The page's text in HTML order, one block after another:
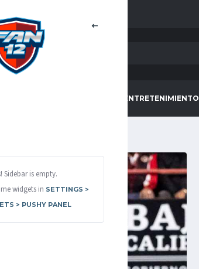
ENTRETENIMIENTO
Sidebar is empty.
widgets in SETTINGS >
> PUSHY PANEL